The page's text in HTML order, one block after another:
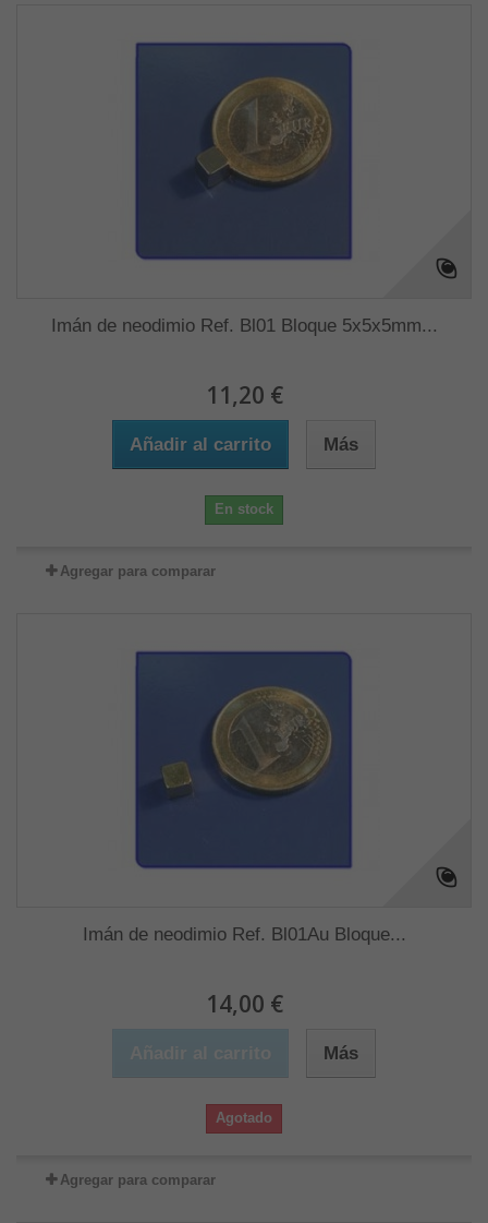
Imán de neodimio Ref. Bl01 Bloque 5x5x5mm...
11,20 €
Añadir al carrito Más
En stock
Agregar para comparar
Imán de neodimio Ref. Bl01Au Bloque...
14,00 €
Más
Agotado
Agregar para comparar